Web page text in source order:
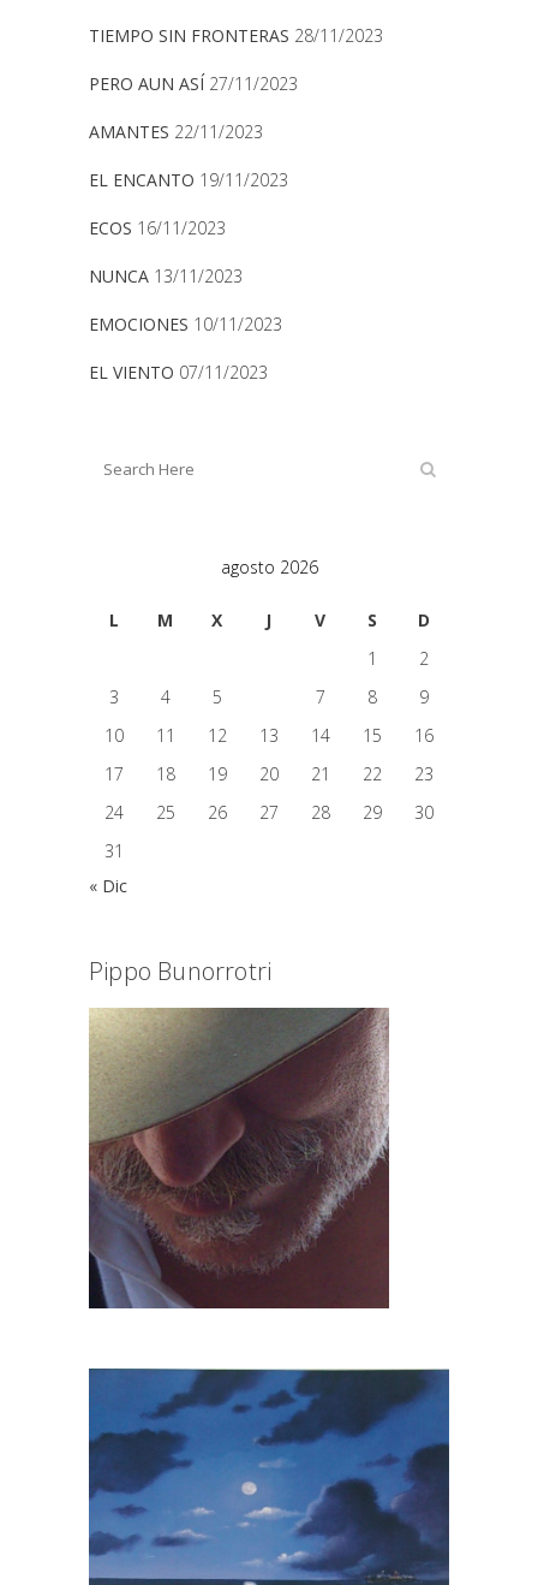
TIEMPO SIN FRONTERAS 28/11/2023
PERO AUN ASÍ 27/11/2023
AMANTES 22/11/2023
EL ENCANTO 19/11/2023
ECOS 16/11/2023
NUNCA 13/11/2023
EMOCIONES 10/11/2023
EL VIENTO 07/11/2023
agosto 2026
L M X J V S
D
1
2
3
4 5 7 8
9
10
11 12 13 14 15
16
17
18 19 20 21 22
23
24
25 26 27 28 29
30
31
« Dic
Pippo Bunorrotri